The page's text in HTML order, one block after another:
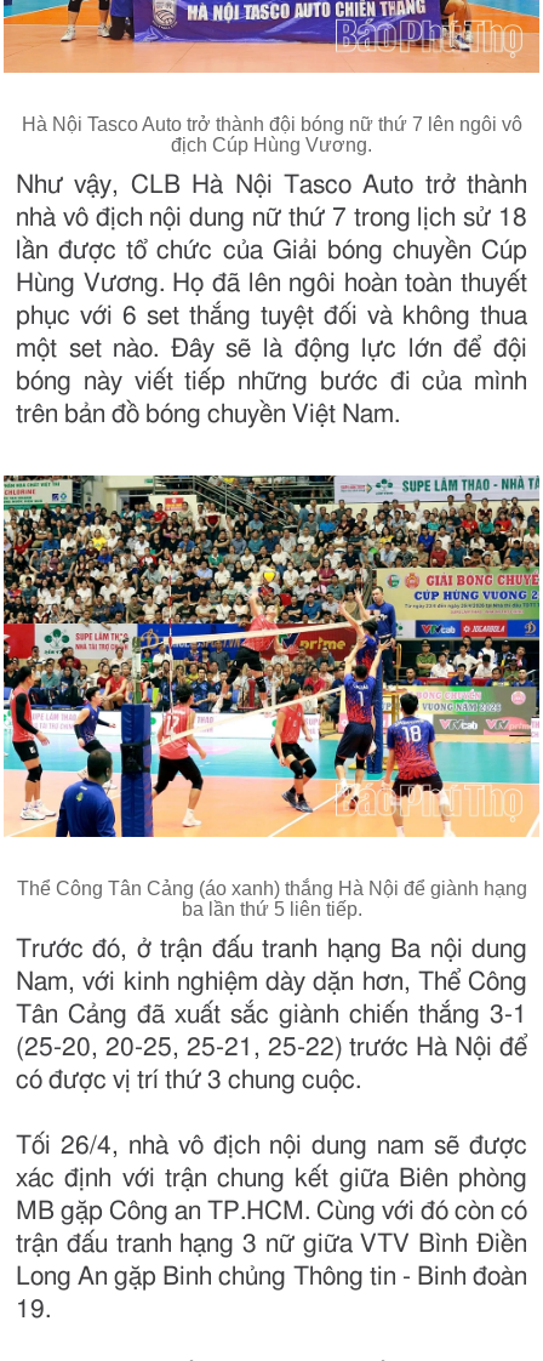
Hà Nội Tasco Auto trở thành đội bóng nữ thứ 7 lên ngôi vô
địch Cúp Hùng Vương.
Như vậy, CLB Hà Nội Tasco Auto trở thành
nhà vô địch nội dung nữ thứ 7 trong lịch sử 18
lần được tổ chức của Giải bóng chuyền Cúp
Hùng Vương. Họ đã lên ngôi hoàn toàn thuyết
phục với 6 set thắng tuyệt đối và không thua
một set nào. Đây sẽ là động lực lớn để đội
bóng này viết tiếp những bước đi của mình
trên bản đồ bóng chuyền Việt Nam.
Thể Công Tân Cảng (áo xanh) thắng Hà Nội để giành hạng
ba lần thứ 5 liên tiếp.
Trước đó, ở trận đấu tranh hạng Ba nội dung
Nam, với kinh nghiệm dày dặn hơn, Thể Công
Tân Cảng đã xuất sắc giành chiến thắng 3-1
(25-20, 20-25, 25-21, 25-22) trước Hà Nội để
có được vị trí thứ 3 chung cuộc.
Tối 26/4, nhà vô địch nội dung nam sẽ được
xác định với trận chung kết giữa Biên phòng
MB gặp Công an TP.HCM. Cùng với đó còn có
trận đấu tranh hạng 3 nữ giữa VTV Bình Điền
Long An gặp Binh chủng Thông tin - Binh đoàn
19.